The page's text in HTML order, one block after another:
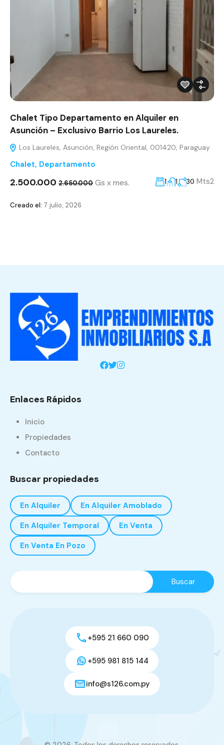
Chalet Tipo Departamento en Alquiler en
Asunción – Exclusivo Barrio Los Laureles.
Los Laureles, Asunción, Región Oriental, 001420, Paraguay
Chalet, Departamento
2.500.000 2.650.000 Gs x mes. 1 1 30 Mts2
Creado el: 7 julio, 2026
Enlaces Rápidos
Inicio
Propiedades
Contacto
Buscar propiedades
En Alquiler
En Alquiler Amoblado
En Alquiler Temporal
En Venta
En Venta En Pozo
+595 21 660 090
+595 981 815 144
info@s126.com.py